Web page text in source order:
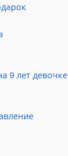
9 лет девочке